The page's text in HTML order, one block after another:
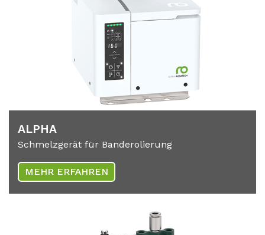
AL­PHA
Schmelzgerät für Banderolierung
MEHR ERFAHREN